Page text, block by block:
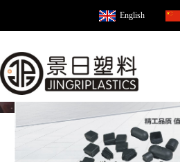
English